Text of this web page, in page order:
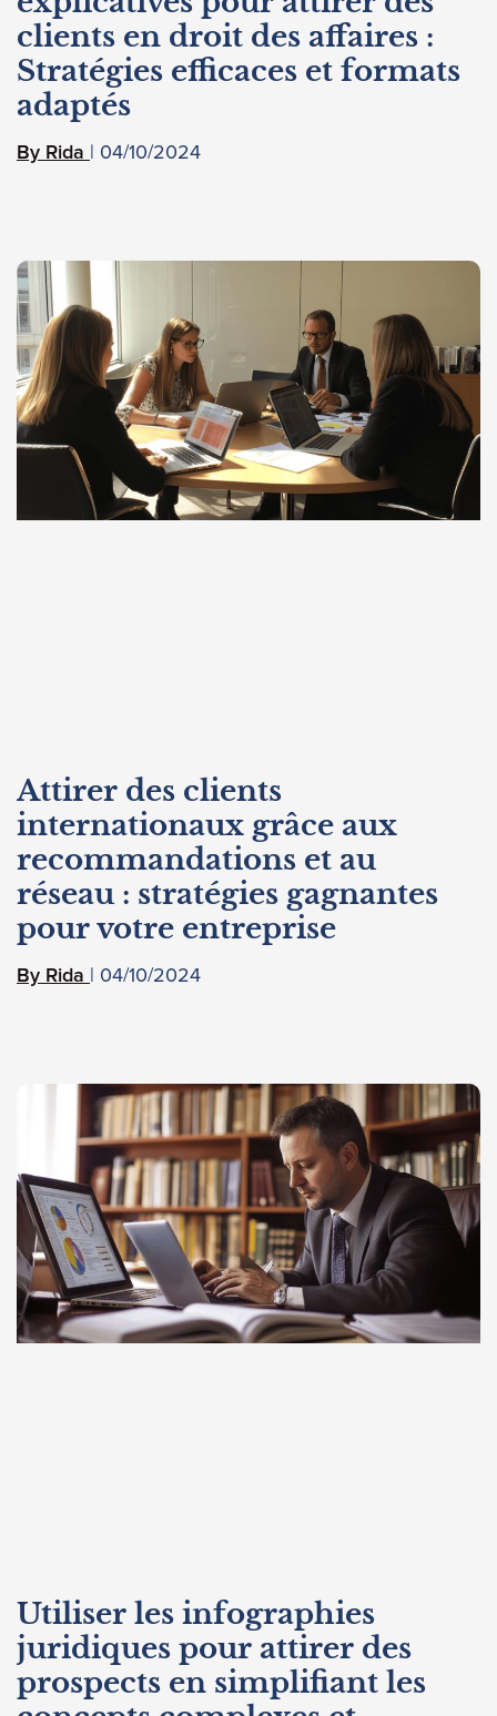
clients en droit des affaires :
Stratégies efficaces et formats
adaptés
Rida 04/10/2024
Attirer des clients
internationaux grâce aux
recommandations et au
réseau : stratégies gagnantes
pour votre entreprise
Rida 04/10/2024
Utiliser les infographies
juridiques pour attirer des
prospects en simplifiant les